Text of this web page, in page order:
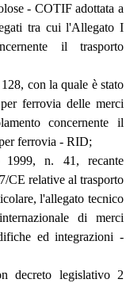
- COTIF adottata a
tra cui l'Allegato I
il trasporto
con la quale è stato
ferrovia delle merci
concernente il
ferrovia - RID;
n. 41, recante
CE relative al trasporto
l'allegato tecnico
di merci
ed integrazioni -
decreto legislativo 2